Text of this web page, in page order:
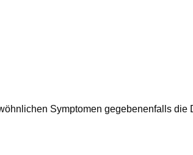
Symptomen gegebenenfalls die